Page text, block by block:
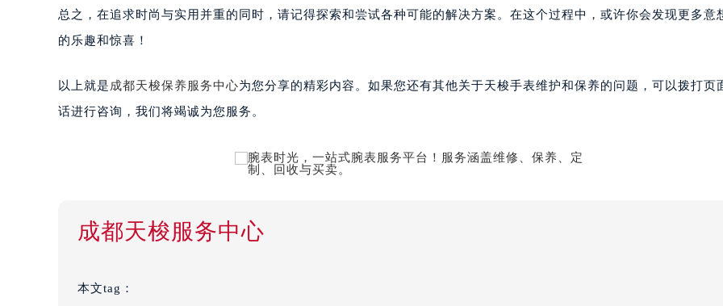
总之，在追求时尚与实用并重的同时，请记得探索和尝试各种可能的解决方案。在这个过程中，或许你会发现更多意
的乐趣和惊喜！
以上就是 成都天梭保养服务中心为您分享的精彩内容。如果您还有其他关于天梭手表维护和保养的问题，可以拨打页
话进行咨询，我们将竭诚为您服务。
成都天梭服务中心
本文tag：